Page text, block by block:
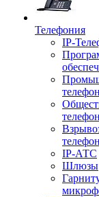
Телефония
IP-
IP-АТС
Шлюзы